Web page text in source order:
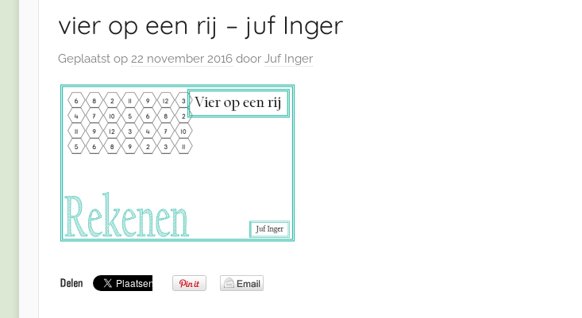
vier op een rij – juf Inger
Geplaatst op 22 november 2016 door Juf Inger